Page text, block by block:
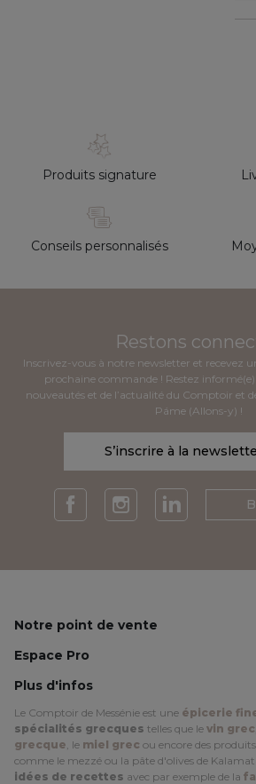
Produits signature
Conseils personnalisés
Restons
Inscrivez-vous à notre newsletter et recevez
prochaine commande ! Restez informé(e)
nouveautés et de l’actualité du Comptoir et
Páme (Allons-y) !
S’inscrire à la
Notre point de vente
Espace Pro
Plus d'infos
Le Comptoir de Messénie est une épicerie
spécialités grecques telles que le vin grec
grecque , le miel grec ou encore des
comme le mezzé ou la pâte d'olives de
idées de recettes avec par exemple de la